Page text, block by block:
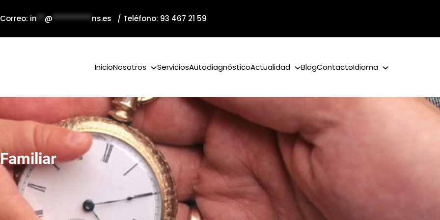
in**@**********ns.es / Teléfono: 93 467 21 59
InicioNosotros ServiciosAutodiagnósticoActualidad BlogContactoIdioma